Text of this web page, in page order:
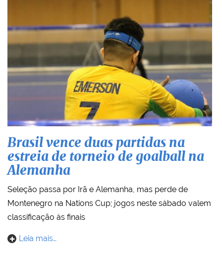
Brasil vence duas partidas na
estreia de torneio de goalball na
Alemanha
Seleção passa por Irã e Alemanha, mas perde de
Montenegro na Nations Cup; jogos neste sábado valem
classificação às finais
Leia mais…